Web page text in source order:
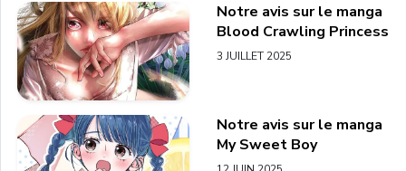
Notre avis sur le manga
Blood Crawling Princess
3 JUILLET 2025
Notre avis sur le manga
My Sweet Boy